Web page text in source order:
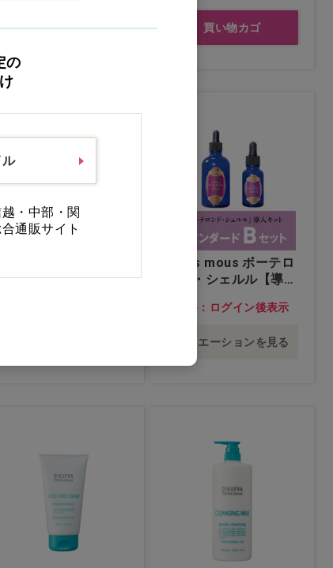
買い物カゴ 買い物カゴ
iP ソーム 業務用…
seins mous ボーテロ
ンド・シェルル【導入
ド Bセット…他
価格：ログイン後表示
バリエーションを見る
の
・中部・関
通販サイト